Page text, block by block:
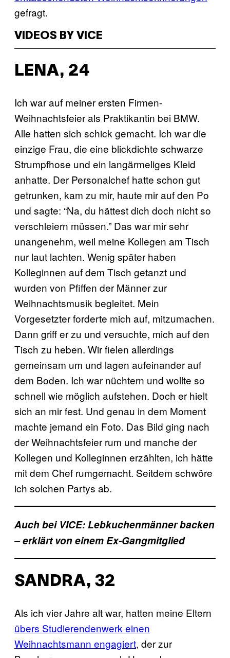
gefragt.
VIDEOS BY VICE
LENA, 24
Ich war auf meiner ersten Firmen-
Weihnachtsfeier als Praktikantin bei BMW.
Alle hatten sich schick gemacht. Ich war die
einzige Frau, die eine blickdichte schwarze
Strumpfhose und ein langärmeliges Kleid
anhatte. Der Personalchef hatte schon gut
getrunken, kam zu mir, haute mir auf den Po
und sagte: “Na, du hättest dich doch nicht so
verschleiern müssen.” Das war mir sehr
unangenehm, weil meine Kollegen am Tisch
nur laut lachten. Wenig später haben
Kolleginnen auf dem Tisch getanzt und
wurden von Pfiffen der Männer zur
Weihnachtsmusik begleitet. Mein
Vorgesetzter forderte mich auf, mitzumachen.
Dann griff er zu und versuchte, mich auf den
Tisch zu heben. Wir fielen allerdings
gemeinsam um und lagen aufeinander auf
dem Boden. Ich war nüchtern und wollte so
schnell wie möglich aufstehen. Doch er hielt
sich an mir fest. Und genau in dem Moment
machte jemand ein Foto. Das Bild ging nach
der Weihnachtsfeier rum und manche der
Kollegen und Kolleginnen erzählten, ich hätte
mit dem Chef rumgemacht. Seitdem schwöre
ich solchen Partys ab.
Auch bei VICE: Lebkuchenmänner backen
– erklärt von einem Ex-Gangmitglied
SANDRA, 32
Als ich vier Jahre alt war, hatten meine Eltern
übers Studierendenwerk einen
Weihnachtsmann engagiert, der zur